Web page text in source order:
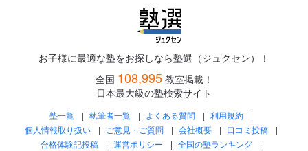
お子様に最適な塾をお探しなら塾選（ジュクセン）！
全国 108,995 教室掲載！
日本最大級の塾検索サイト
塾一覧 執筆者一覧 よくある質問
利用規約
個人情報取り扱い
ご意見・ご質問 会社概要
口コミ投稿
合格体験記投稿
運営ポリシー
全国の塾ランキング